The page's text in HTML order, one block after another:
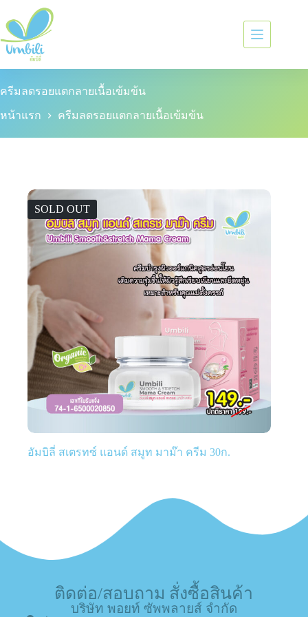
ครีมลดรอยแตกลายเนื้อเข้มข้น
หน้าแรก ครีมลดรอยแตกลายเนื้อเข้มข้น
SOLD OUT
อัมบิลี่ สเตรทซ์ แอนด์ สมูท มาม๊า ครีม 30ก.
ติดต่อ/สอบถาม สั่งซื้อสินค้า
บริษัท พอยท์ ซัพพลายส์ จำกัด